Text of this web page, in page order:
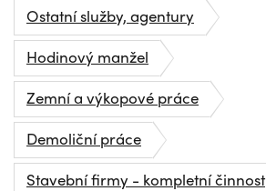
Ostatní služby, agentury
Hodinový manžel
Zemní a výkopové práce
Demoliční práce
Stavební firmy - kompletní činnost